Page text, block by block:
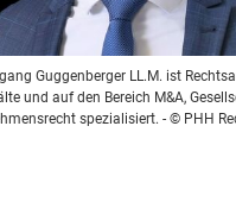
Guggenberger LL.M. ist
und auf den Bereich M&A,
spezialisiert. - © PHH